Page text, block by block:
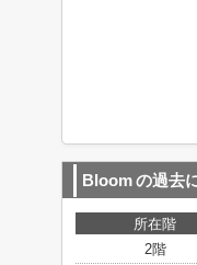
Bloomの過去
所在階
2階